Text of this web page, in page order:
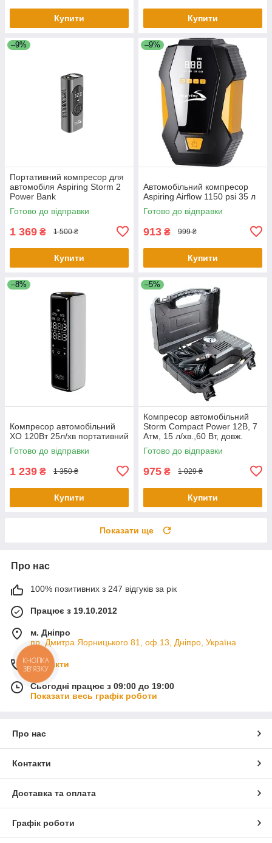
Купити Купити
–9%
Портативний компресор для
автомобіля Aspiring Storm 2
Power Bank
Готово до відправки
1 369 ₴ 1 500 ₴
Купити
–9%
Автомобільний компресор
Aspiring Airflow 1150 psi 35 л
Готово до відправки
913 ₴ 999 ₴
Купити
–8%
Компресор автомобільний
XO 120Вт 25л/хв портативний
Готово до відправки
1 239 ₴ 1 350 ₴
Купити
–5%
Компресор автомобільний
Storm Compact Power 12В, 7
Атм, 15 л/хв.,60 Вт, довж.
шланга 0,45
Готово до відправки
975 ₴ 1 029 ₴
Купити
Показати ще
Про нас
100% позитивних з 247 відгуків за рік
Працює з 19.10.2012
м. Дніпро
пр. Дмитра Яорницького 81, оф.13, Дніпро, Україна
Контакти
Сьогодні працює з 09:00 до 19:00
Показати весь графік роботи
Про нас
Контакти
Доставка та оплата
Графік роботи
КНОПКА
ЗВ'ЯЗКУ